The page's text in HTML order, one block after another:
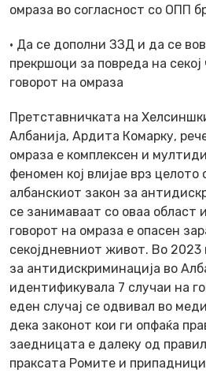
омраза во согласност со ОПП
· Да се дополни ЗЗД и да се
прекршоци за повреда на секој
говорот на омраза
Претставничката на
Албанија, Ардита Комарку,
омраза е комплексен и
феномен кој влијае врз
албанскиот закон за
се занимаваат со оваа област
говорот на омраза е опасен
секојдневниот живот. Во 2023
за антидискриминација во
идентификувала 7 случаи на
еден случај се одвивал во
дека законот кои ги опфаќа
заедницата е далеку од
праксата Ромите и